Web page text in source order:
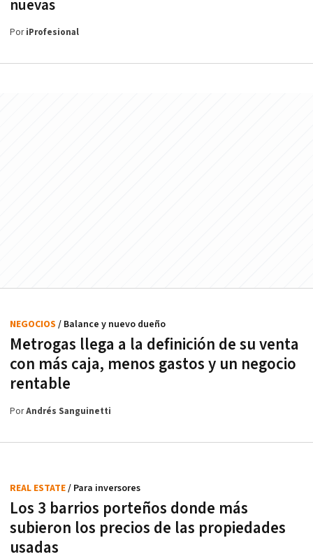
nuevas
PoriProfesional
Metrogas llega a la definición de su venta
con más caja, menos gastos y un negocio
rentable
NEGOCIOS / Balance y nuevo dueño
PorAndrés Sanguinetti
Los 3 barrios porteños donde más
subieron los precios de las propiedades
usadas
REAL ESTATE/ Para inversores